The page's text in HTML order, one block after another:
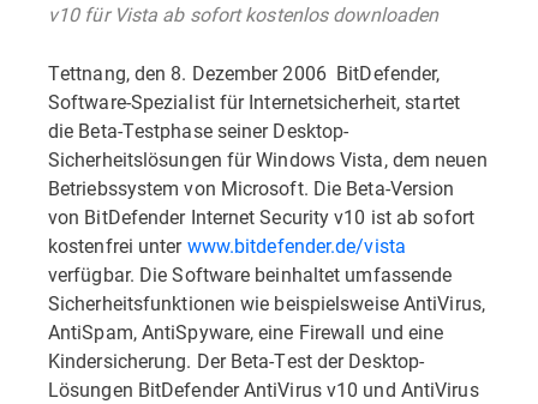
v10 für Vista ab sofort kostenlos downloaden
Tettnang, den 8. Dezember 2006  BitDefender,
Software-Spezialist für Internetsicherheit, startet
die Beta-Testphase seiner Desktop-
Sicherheitslösungen für Windows Vista, dem neuen
Betriebssystem von Microsoft. Die Beta-Version
von BitDefender Internet Security v10 ist ab sofort
kostenfrei unterwww.bitdefender.de/vista
verfügbar. Die Software beinhaltet umfassende
Sicherheitsfunktionen wie beispielsweise AntiVirus,
AntiSpam, AntiSpyware, eine Firewall und eine
Kindersicherung. Der Beta-Test der Desktop-
Lösungen BitDefender AntiVirus v10 und AntiVirus